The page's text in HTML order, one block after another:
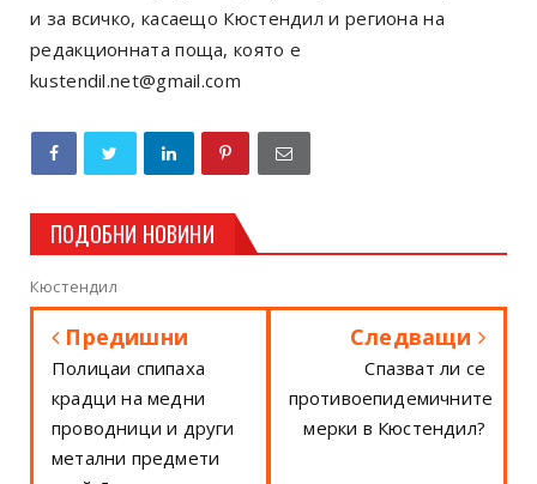
и за всичко, касаещо Кюстендил и региона на
редакционната поща, която е
kustendil.net@gmail.com
ПОДОБНИ НОВИНИ
Кюстендил
Предишни
Полицаи спипаха
крадци на медни
проводници и други
метални предмети
Следващи
Спазват ли се
противоепидемичните
мерки в Кюстендил?